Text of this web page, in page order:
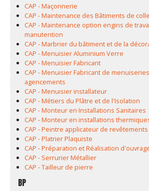
CAP - Maçonnerie
CAP - Maintenance des Bâtiments de
CAP - Maintenance option engins de
manutention
CAP - Marbrier du bâtiment et de la
CAP - Menuisier Aluminium Verre
CAP - Menuisier Fabricant
CAP - Menuisier Fabricant de
agencements
CAP - Menuisier installateur
CAP - Métiers du Plâtre et de l'Isolation
CAP - Monteur en Installations Sanitaires
CAP - Monteur en installations
CAP - Peintre applicateur de revêtements
CAP - Platrier Plaquiste
CAP - Préparation et Réalisation
CAP - Serrurier Métallier
CAP - Tailleur de pierre
BP